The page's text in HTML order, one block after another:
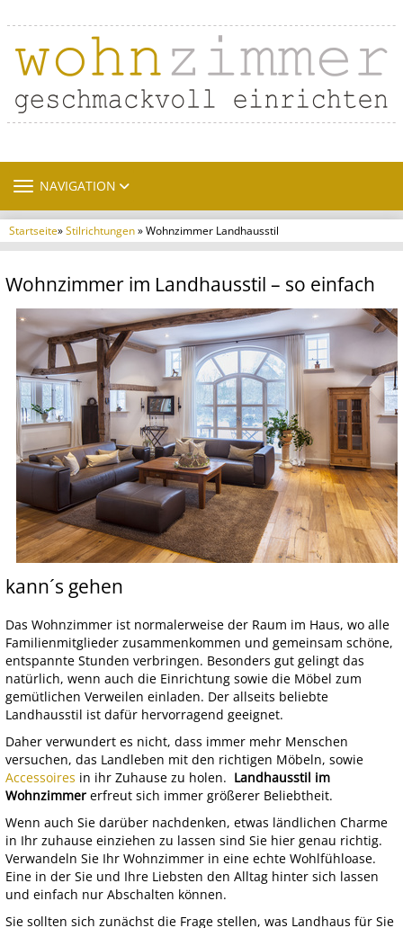
TOGGLE NAVIGATION
NAVIGATION
Startseite»Stilrichtungen» Wohnzimmer Landhausstil
Wohnzimmer im Landhausstil – so einfach
kann´s gehen
Das Wohnzimmer ist normalerweise der Raum im Haus, wo alle
Familienmitglieder zusammenkommen und gemeinsam schöne,
entspannte Stunden verbringen. Besonders gut gelingt das
natürlich, wenn auch die Einrichtung sowie die Möbel zum
gemütlichen Verweilen einladen. Der allseits beliebte
Landhausstil ist dafür hervorragend geeignet.
Daher verwundert es nicht, dass immer mehr Menschen
versuchen, das Landleben mit den richtigen Möbeln, sowie
Accessoires in ihr Zuhause zu holen. Landhausstil im
Wohnzimmer erfreut sich immer größerer Beliebtheit.
Wenn auch Sie darüber nachdenken, etwas ländlichen Charme
in Ihr zuhause einziehen zu lassen sind Sie hier genau richtig.
Verwandeln Sie Ihr Wohnzimmer in eine echte Wohlfühloase.
Eine in der Sie und Ihre Liebsten den Alltag hinter sich lassen
und einfach nur Abschalten können.
Sie sollten sich zunächst die Frage stellen, was Landhaus für Sie